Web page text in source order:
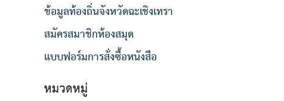
ข้อมูลท้องถิ่นจังหวัดฉะเชิงเทรา
สมัครสมาชิกห้องสมุด
แบบฟอร์มการสั่งซื้อหนังสือ
หมวดหมู่